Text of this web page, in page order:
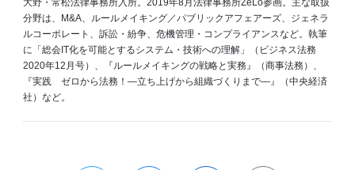
分野は、M&A、ルールメイキング／パブリックアフェアーズ、ジェネラ
ルコーポレート、訴訟・紛争、危機管理・コンプライアンスなど。執筆
に「総会IT化を可能とするシステム・技術への理解」（ビジネス法務
2020年12月号）、『ルールメイキングの戦略と実務』（商事法務）、
『実践 ゼロから法務！―立ち上げから組織づくりまで―』（中央経済
社）など。